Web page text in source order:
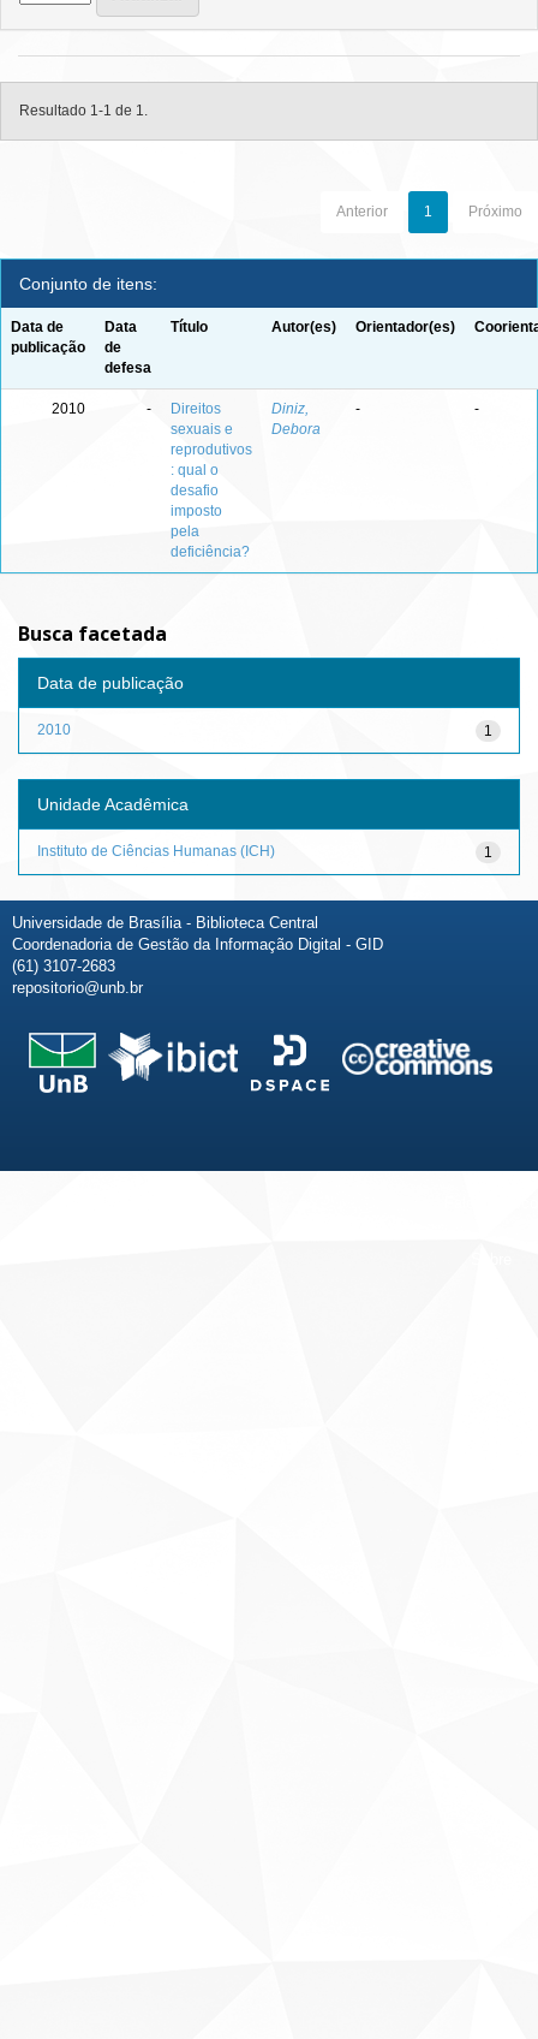
Resultado 1-1 de 1.
Anterior 1 Próximo
Conjunto de itens:
Data de
publicação
Data
de
defesa
Título Autor(es) Orientador(es)
2010 -
Direitos
sexuais e
reprodutivos
: qual o
desafio
imposto
pela
deficiência?
Diniz,
Debora
- -
Busca facetada
Data de publicação
1
2010
Unidade Acadêmica
1
Instituto de Ciências Humanas (ICH)
Universidade de Brasília - Biblioteca Central
Coordenadoria de Gestão da Informação Digital - GID
(61) 3107-2683
repositorio@unb.br